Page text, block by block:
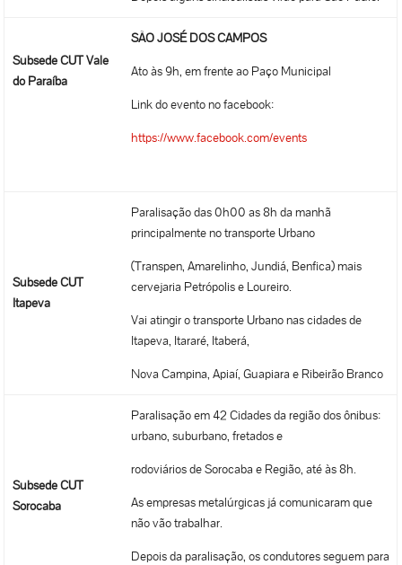
Subsede CUT Vale
do Paraíba
SÃO JOSÉ DOS CAMPOS
Ato às 9h, em frente ao Paço Municipal
Link do evento no facebook:
https://www.facebook.com/events
Subsede CUT
Itapeva
Paralisação das 0h00 as 8h da manhã
principalmente no transporte Urbano
(Transpen, Amarelinho, Jundiá, Benfica) mais
cervejaria Petrópolis e Loureiro.
Vai atingir o transporte Urbano nas cidades de
Itapeva, Itararé, Itaberá,
Nova Campina, Apiaí, Guapiara e Ribeirão Branco
Subsede CUT
Sorocaba
Paralisação em 42 Cidades da região dos ônibus:
urbano, suburbano, fretados e
rodoviários de Sorocaba e Região, até às 8h.
As empresas metalúrgicas já comunicaram que
não vão trabalhar.
Depois da paralisação, os condutores seguem para